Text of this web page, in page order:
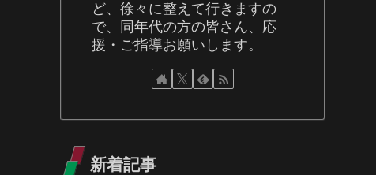
ど、徐々に整えて行きますの
で、同年代の方の皆さん、応
援・ご指導お願いします。
新着記事